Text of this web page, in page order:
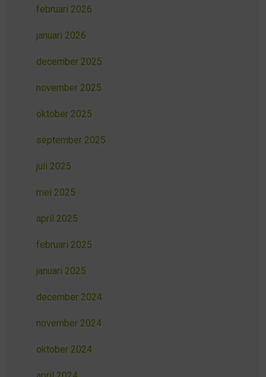
februari 2026
januari 2026
december 2025
november 2025
oktober 2025
september 2025
juli 2025
mei 2025
april 2025
februari 2025
januari 2025
december 2024
november 2024
oktober 2024